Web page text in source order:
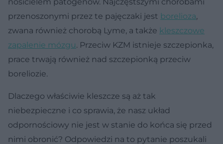
przenoszonymi przez te pajęczaki jest borelioza,
zwana również chorobą Lyme, a także kleszczowe
zapalenie mózgu. Przeciw KZM istnieje szczepionka,
prace trwają również nad szczepionką przeciw
boreliozie.
Dlaczego właściwie kleszcze są aż tak
niebezpieczne i co sprawia, że nasz układ
odpornościowy nie jest w stanie do końca się przed
nimi obronić? Odpowiedzi na to pytanie poszukali